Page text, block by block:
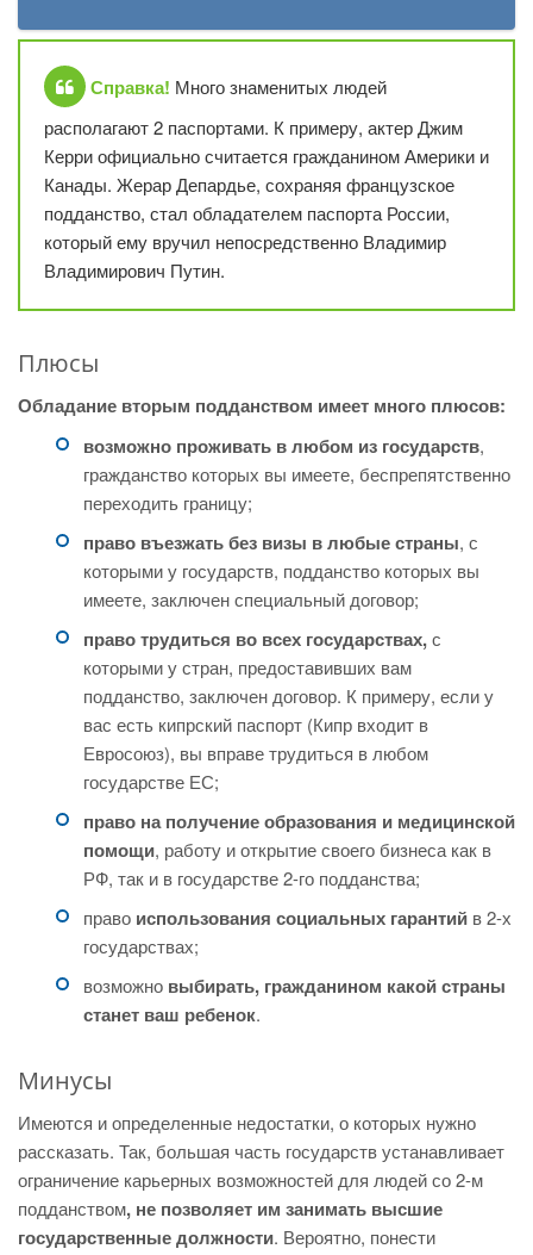
Справка! Много знаменитых людей
располагают 2 паспортами. К примеру, актер Джим
Керри официально считается гражданином Америки и
Канады. Жерар Депардье, сохраняя французское
подданство, стал обладателем паспорта России,
который ему вручил непосредственно Владимир
Владимирович Путин.
Плюсы
Обладание вторым подданством имеет много плюсов:
возможно проживать в любом из государств,
гражданство которых вы имеете, беспрепятственно
переходить границу;
право въезжать без визы в любые страны, с
которыми у государств, подданство которых вы
имеете, заключен специальный договор;
право трудиться во всех государствах,с
которыми у стран, предоставивших вам
подданство, заключен договор. К примеру, если у
вас есть кипрский паспорт (Кипр входит в
Евросоюз), вы вправе трудиться в любом
государстве ЕС;
право на получение образования и медицинской
помощи, работу и открытие своего бизнеса как в
РФ, так и в государстве 2-го подданства;
право использования социальных гарантий в 2-х
государствах;
возможно выбирать, гражданином какой страны
станет ваш ребенок.
Минусы
Имеются и определенные недостатки, о которых нужно
рассказать. Так, большая часть государств устанавливает
ограничение карьерных возможностей для людей со 2-м
подданством, не позволяет им занимать высшие
государственные должности. Вероятно, понести